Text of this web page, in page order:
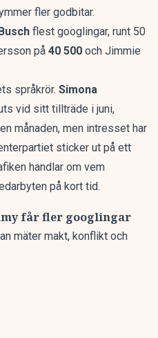
fler godbitar.
flest googlingar, runt 50
på 40 500 och Jimmie
språkrör. Simona
vid sitt tillträde i juni,
månaden, men intresset har
sticker ut på ett
handlar om vem
på kort tid.
får fler googlingar
mäter makt, konflikt och